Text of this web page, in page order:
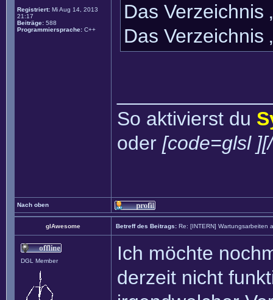
Registriert: Mi Aug 14, 2013
21:17
Beiträge: 588
Programmiersprache: C++
Das Verzeichnis
Das Verzeichnis
So aktivierst du
oder [code=glsl
Nach oben
glAwesome Betreff des Beitrags: Re: [INTERN] Wartungsarbeiten
DGL Member
Ich möchte
derzeit nicht